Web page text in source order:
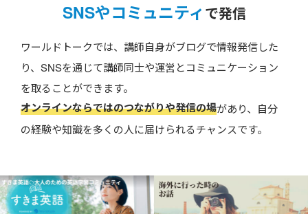
SNSやコミュニティで発信
ワールドトークでは、講師自身がブログで情報発信した
り、SNSを通じて講師同士や運営とコミュニケーション
を取ることができます。
オンラインならではのつながりや発信の場があり、自分
の経験や知識を多くの人に届けられるチャンスです。